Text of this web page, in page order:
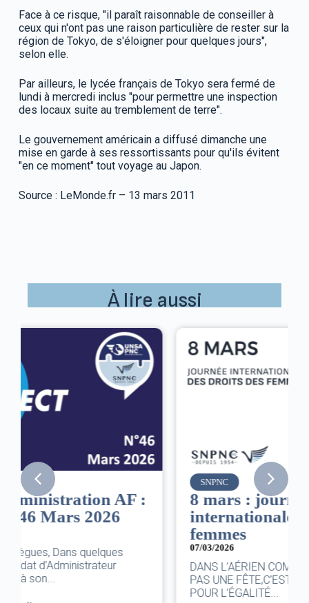
Face à ce risque, "il paraît raisonnable de conseiller à
ceux qui n'ont pas une raison particulière de rester sur la
région de Tokyo, de s'éloigner pour quelques jours",
selon elle.
Par ailleurs, le lycée français de Tokyo sera fermé de
lundi à mercredi inclus "pour permettre une inspection
des locaux suite au tremblement de terre".
Le gouvernement américain a diffusé dimanche une
mise en garde à ses ressortissants pour qu'ils évitent
"en ce moment" tout voyage au Japon.
Source : LeMonde.fr – 13 mars 2011
À lire aussi
SNPNC
8 mars : journée
internationale des droits des
07/03/2026
DANS L’AÉRIEN COMME AILLEURS, CE N’EST
PAS UNE FÊTE,C’EST UNE JOURNÉE DE LUTTE